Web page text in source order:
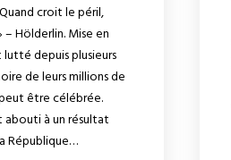
croit le péril,
– Hölderlin. Mise en
depuis plusieurs
de leurs millions de
être célébrée.
à un résultat
République…